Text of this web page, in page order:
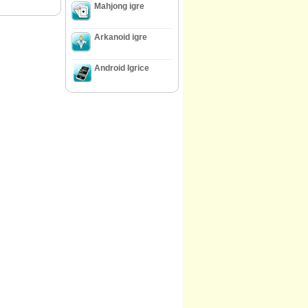
Mahjong igre
Arkanoid igre
Android Igrice